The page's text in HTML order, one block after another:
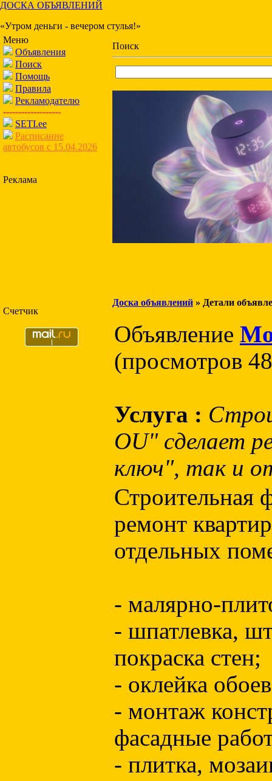
ДОСКА ОБЪЯВЛЕНИЙ
«Утром деньги - вечером стулья!»
Меню
Объявления
Поиск
Помощь
Правила
Рекламодателю
-------------------
SETI.ee
Расписание
автобусов с 15.04.2026
Реклама
Счетчик
Поиск
Доска объявлений » Детали
Объявление
(просмотров
Услуга :
OU" сделает
ключ", так и
Строительная
ремонт
отдельных
- малярно-
- шпатлевка,
покраска стен;
- оклейка
- монтаж
фасадные
- плитка,